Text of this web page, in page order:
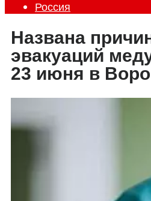
Россия
Названа
эвакуаций
23 июня в